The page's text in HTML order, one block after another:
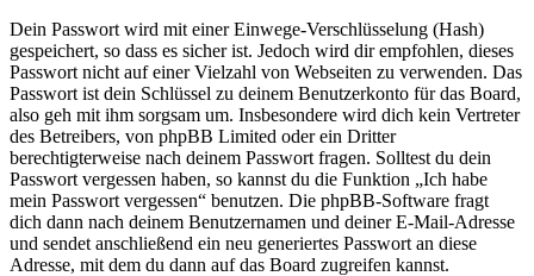
Dein Passwort wird mit einer Einwege-Verschlüsselung (Hash)
gespeichert, so dass es sicher ist. Jedoch wird dir empfohlen, dieses
Passwort nicht auf einer Vielzahl von Webseiten zu verwenden. Das
Passwort ist dein Schlüssel zu deinem Benutzerkonto für das Board,
also geh mit ihm sorgsam um. Insbesondere wird dich kein Vertreter
des Betreibers, von phpBB Limited oder ein Dritter
berechtigterweise nach deinem Passwort fragen. Solltest du dein
Passwort vergessen haben, so kannst du die Funktion „Ich habe
mein Passwort vergessen“ benutzen. Die phpBB-Software fragt
dich dann nach deinem Benutzernamen und deiner E-Mail-Adresse
und sendet anschließend ein neu generiertes Passwort an diese
Adresse, mit dem du dann auf das Board zugreifen kannst.